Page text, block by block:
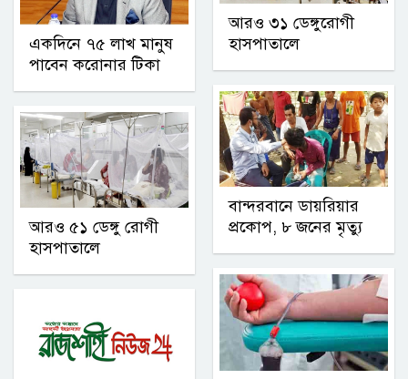
একদিনে ৭৫ লাখ মানুষ
পাবেন করোনার টিকা
আরও ৫১ ডেঙ্গু রোগী
হাসপাতালে
আরও ৩১ ডেঙ্গুরোগী
হাসপাতালে
বান্দরবানে ডায়রিয়ার
প্রকোপ, ৮ জনের মৃত্যু